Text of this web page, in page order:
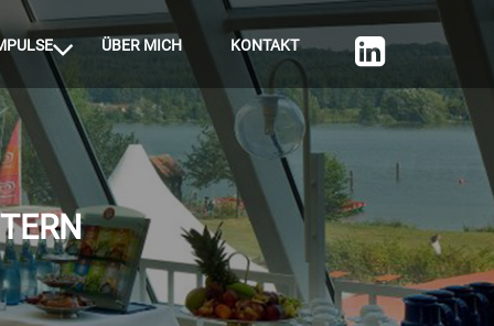
ÜBER MICH KONTAKT